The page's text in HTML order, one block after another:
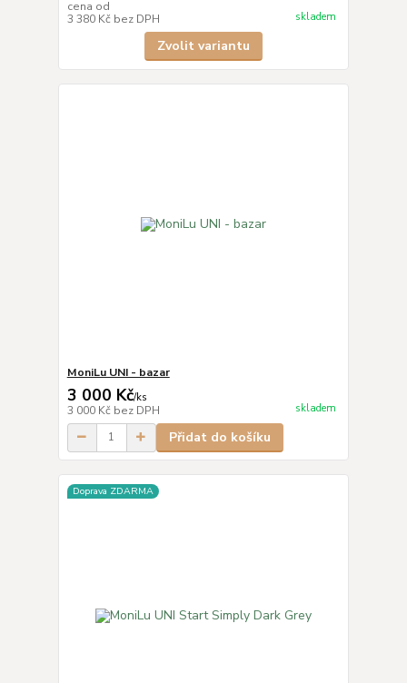
cena od
3 380 Kč bez DPH skladem
Zvolit variantu
MoniLu UNI - bazar
3 000 Kč/ks
3 000 Kč bez DPH skladem
Přidat do košíku
Doprava ZDARMA